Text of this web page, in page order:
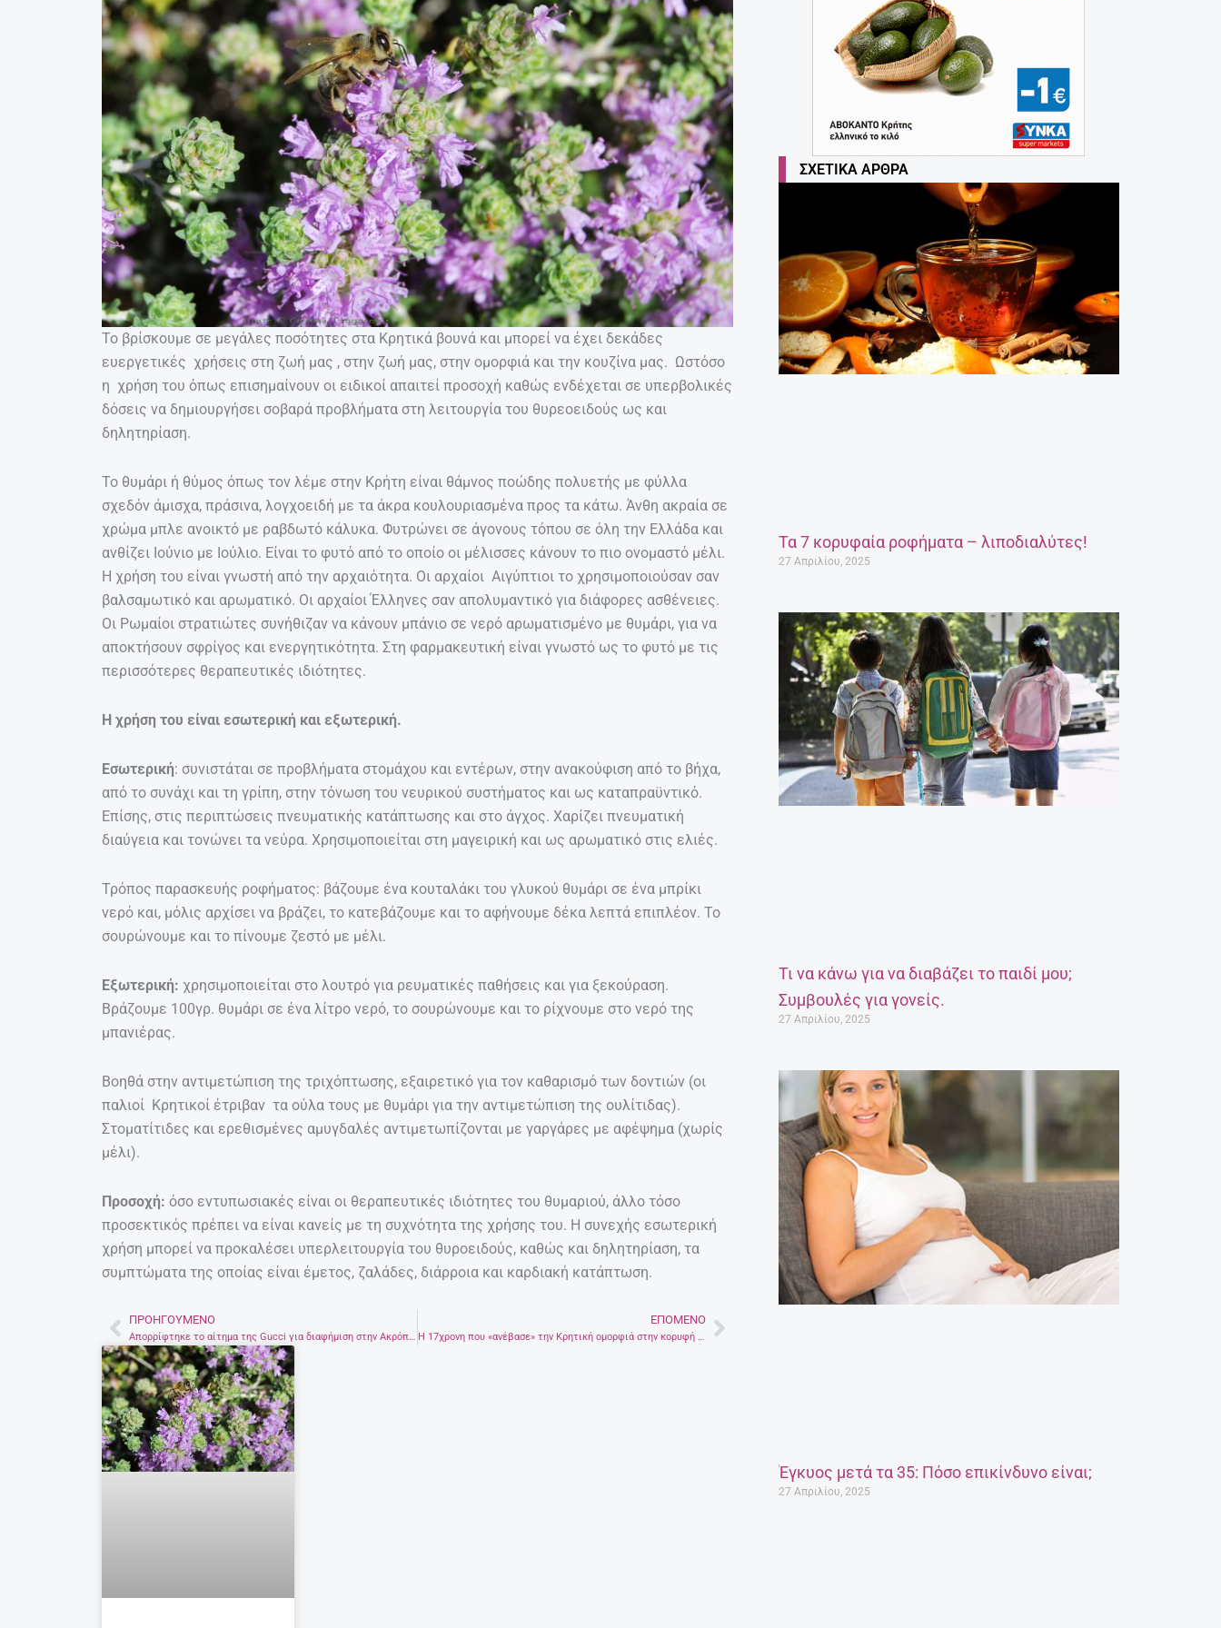
Το βρίσκουμε σε μεγάλες ποσότητες στα Κρητικά βουνά και μπορεί να έχει δεκάδες
ευεργετικές χρήσεις στη ζωή μας , στην ζωή μας, στην ομορφιά και την κουζίνα μας. Ωστόσο
η χρήση του όπως επισημαίνουν οι ειδικοί απαιτεί προσοχή καθώς ενδέχεται σε υπερβολικές
δόσεις να δημιουργήσει σοβαρά προβλήματα στη λειτουργία του θυρεοειδούς ως και
δηλητηρίαση.
Το θυμάρι ή θύμος όπως τον λέμε στην Κρήτη είναι θάμνος ποώδης πολυετής με φύλλα
σχεδόν άμισχα, πράσινα, λογχοειδή με τα άκρα κουλουριασμένα προς τα κάτω. Άνθη ακραία σε
χρώμα μπλε ανοικτό με ραβδωτό κάλυκα. Φυτρώνει σε άγονους τόπου σε όλη την Ελλάδα και
ανθίζει Ιούνιο με Ιούλιο. Είναι το φυτό από το οποίο οι μέλισσες κάνουν το πιο ονομαστό μέλι.
Η χρήση του είναι γνωστή από την αρχαιότητα. Οι αρχαίοι Αιγύπτιοι το χρησιμοποιούσαν σαν
βαλσαμωτικό και αρωματικό. Οι αρχαίοι Έλληνες σαν απολυμαντικό για διάφορες ασθένειες.
Οι Ρωμαίοι στρατιώτες συνήθιζαν να κάνουν μπάνιο σε νερό αρωματισμένο με θυμάρι, για να
αποκτήσουν σφρίγος και ενεργητικότητα. Στη φαρμακευτική είναι γνωστό ως το φυτό με τις
περισσότερες θεραπευτικές ιδιότητες.
Η χρήση του είναι εσωτερική και εξωτερική.
Εσωτερική: συνιστάται σε προβλήματα στομάχου και εντέρων, στην ανακούφιση από το βήχα,
από το συνάχι και τη γρίπη, στην τόνωση του νευρικού συστήματος και ως καταπραϋντικό.
Επίσης, στις περιπτώσεις πνευματικής κατάπτωσης και στο άγχος. Χαρίζει πνευματική
διαύγεια και τονώνει τα νεύρα. Χρησιμοποιείται στη μαγειρική και ως αρωματικό στις ελιές.
Τρόπος παρασκευής ροφήματος: βάζουμε ένα κουταλάκι του γλυκού θυμάρι σε ένα μπρίκι
νερό και, μόλις αρχίσει να βράζει, το κατεβάζουμε και το αφήνουμε δέκα λεπτά επιπλέον. Το
σουρώνουμε και το πίνουμε ζεστό με μέλι.
Εξωτερική: χρησιμοποιείται στο λουτρό για ρευματικές παθήσεις και για ξεκούραση.
Βράζουμε 100γρ. θυμάρι σε ένα λίτρο νερό, το σουρώνουμε και το ρίχνουμε στο νερό της
μπανιέρας.
Βοηθά στην αντιμετώπιση της τριχόπτωσης, εξαιρετικό για τον καθαρισμό των δοντιών (οι
παλιοί Κρητικοί έτριβαν τα ούλα τους με θυμάρι για την αντιμετώπιση της ουλίτιδας).
Στοματίτιδες και ερεθισμένες αμυγδαλές αντιμετωπίζονται με γαργάρες με αφέψημα (χωρίς
μέλι).
Προσοχή: όσο εντυπωσιακές είναι οι θεραπευτικές ιδιότητες του θυμαριού, άλλο τόσο
προσεκτικός πρέπει να είναι κανείς με τη συχνότητα της χρήσης του. Η συνεχής εσωτερική
χρήση μπορεί να προκαλέσει υπερλειτουργία του θυροειδούς, καθώς και δηλητηρίαση, τα
συμπτώματα της οποίας είναι έμετος, ζαλάδες, διάρροια και καρδιακή κατάπτωση.
Prev
ΠΡΟΗΓΟΎΜΕΝΟ
Απορρίφτηκε το αίτημα της Gucci για διαφήμιση στην Ακρόπολη.
ΕΠΌΜΕΝΟ
Η 17χρονη που «ανέβασε» την Κρητική ομορφιά στην κορυφή του κόσμουNext
ΣΧΕΤΙΚΆ ΆΡΘΡΑ
Τα 7 κορυφαία ροφήματα – λιποδιαλύτες!
27 Απριλίου, 2025
Τι να κάνω για να διαβάζει το παιδί μου;
Συμβουλές για γονείς.
27 Απριλίου, 2025
Έγκυος μετά τα 35: Πόσο επικίνδυνο είναι;
27 Απριλίου, 2025